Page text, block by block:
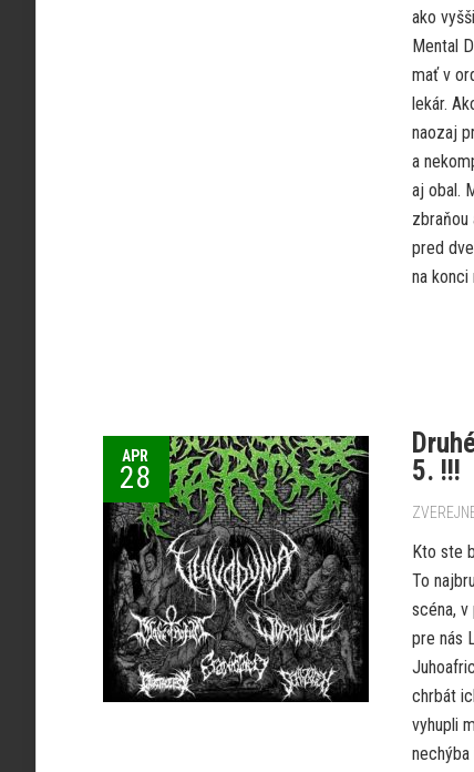
ako
Mental
mať v
lekár.
naozaj
a
aj obal.
zbraňou
pred
na konci
APR
28
5. !!!
Kto ste
To
scéna, v
pre nás
chrbát
vyhupli